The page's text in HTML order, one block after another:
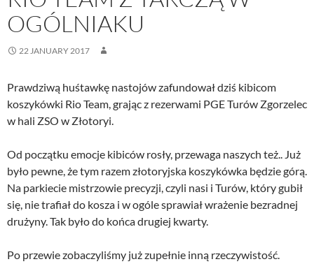
OGÓLNIAKU
22 JANUARY 2017
Prawdziwą huśtawkę nastojów zafundował dziś kibicom
koszykówki Rio Team, grając z rezerwami PGE Turów Zgorzelec
w hali ZSO w Złotoryi.
Od początku emocje kibiców rosły, przewaga naszych też.. Już
było pewne, że tym razem złotoryjska koszykówka będzie górą.
Na parkiecie mistrzowie precyzji, czyli nasi i Turów, który gubił
się, nie trafiał do kosza i w ogóle sprawiał wrażenie bezradnej
drużyny. Tak było do końca drugiej kwarty.
Po przewie zobaczyliśmy już zupełnie inną rzeczywistość.